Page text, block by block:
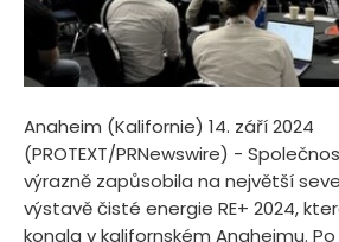
Anaheim (Kalifornie) 14. září 2024
(PROTEXT/PRNewswire) -
výrazně zapůsobila na největší
výstavě čisté energie RE+ 2024,
konala v kalifornském Anaheimu.